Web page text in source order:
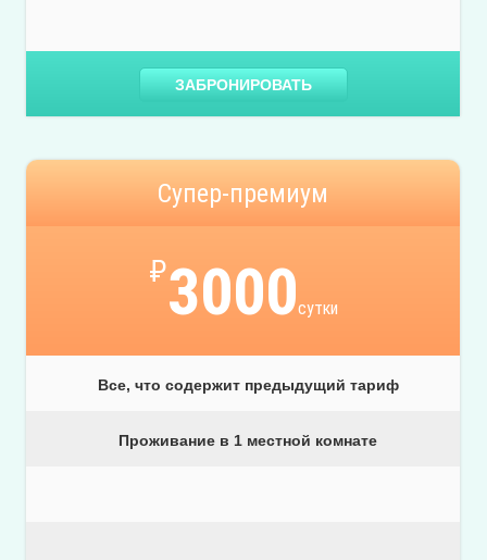
ЗАБРОНИРОВАТЬ
Супер-премиум
₽3000сутки
Все, что содержит предыдущий тариф
Проживание в 1 местной комнате